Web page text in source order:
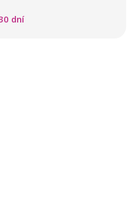
dní